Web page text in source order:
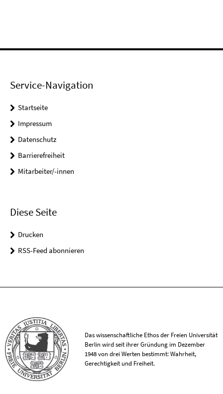
Service-Navigation
Startseite
Impressum
Datenschutz
Barrierefreiheit
Mitarbeiter/-innen
Diese Seite
Drucken
RSS-Feed abonnieren
Das wissenschaftliche Ethos der Freien Universität
Berlin wird seit ihrer Gründung im Dezember
1948 von drei Werten bestimmt: Wahrheit,
Gerechtigkeit und Freiheit.